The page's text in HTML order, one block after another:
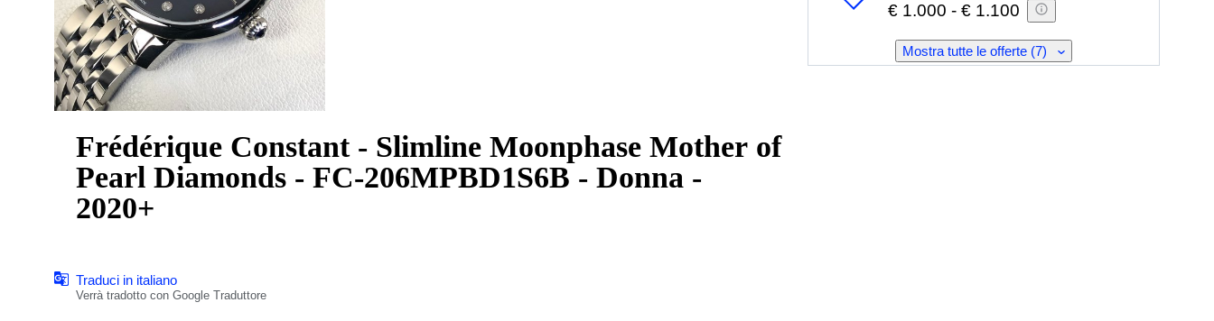
Frédérique Constant - Slimline Moonphase Mother of
Pearl Diamonds - FC-206MPBD1S6B - Donna -
2020+
Traduci in italiano
Verrà tradotto con Google Traduttore
€ 1.000 - € 1.100
Mostra tutte le offerte (7)